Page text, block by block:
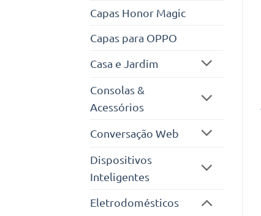
Capas Honor Magic
Capas para OPPO
Casa e Jardim
Consolas &
Acessórios
Conversação Web
Dispositivos
Inteligentes
Eletrodomésticos